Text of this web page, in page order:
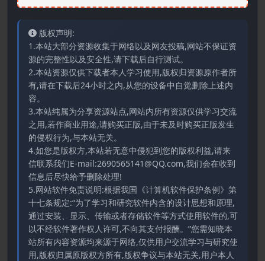
版权声明:
1.本站大部分资源收集于网络以及网友投稿,网站不保证资
源的完整性以及安全性,请下载后自行测试。
2.本站资源仅供下载者本人学习使用,版权归资源原作者所
有,请在下载后24小时之内,从您的设备中自觉删除上述内
容。
3.本站纯属为分享资源站点,网站内所有资源仅供学习交流
之用,若作商业用途,请购买正版,由于未及时购买正版发生
的侵权行为,与本站无关。
4.如您是版权方,本站若无意中侵犯到您的版权利益,请来
信联系我们E-mail:2690565141@QQ.com,我们会在收到
信息后尽快给予删除处理!
5.网站软件免责说明:根据我国《计算机软件保护条例》第
十七条规定:“为了学习和研究软件内含的设计思想和原理,
通过安装、显示、传输或者存储软件等方式使用软件的,可
以不经软件著作权人许可,不向其支付报酬。”您需知晓本
站所有内容资源均来源于网络,仅供用户交流学习与研究使
用,版权归属原版权方所有,版权争议与本站无关,用户本人